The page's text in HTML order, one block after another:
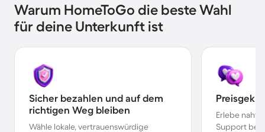
Warum HomeToGo die beste Wahl
für deine Unterkunft ist
Sicher bezahlen und auf dem
richtigen Weg bleiben
Wähle lokale, vertrauenswürdige
Erlebe
Support bei